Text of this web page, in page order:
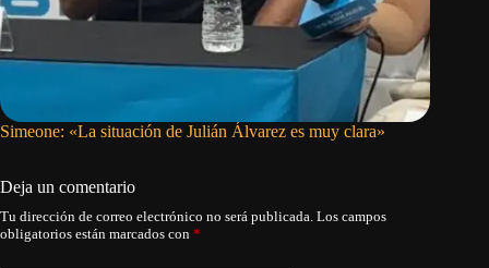
Simeone: «La situación de Julián Álvarez es muy clara»
Deja un comentario
Tu dirección de correo electrónico no será publicada. Los campos
obligatorios están marcados con *